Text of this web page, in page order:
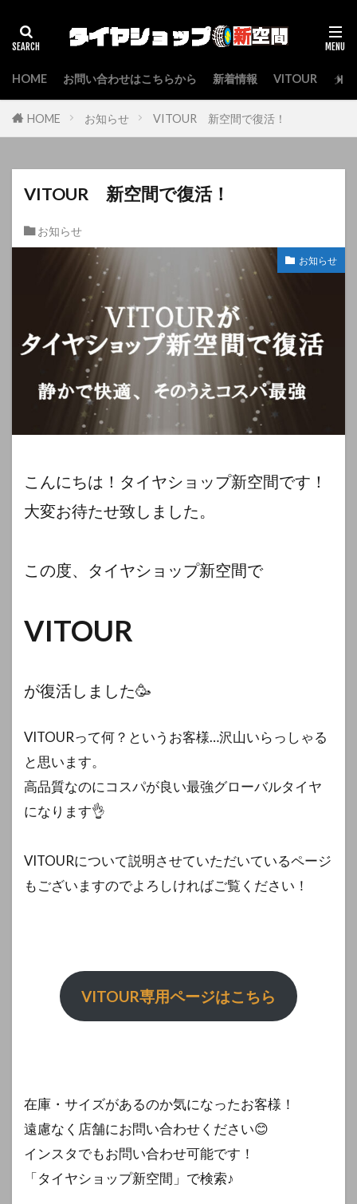
HOME お問い合わせはこちらから 新着情報 VITOUR タ
HOME お知らせ VITOUR 新空間で復活！
VITOUR 新空間で復活！
お知らせ
お知らせ
こんにちは！タイヤショップ新空間です！
大変お待たせ致しました。
この度、タイヤショップ新空間で
VITOUR
が復活しました🥳
VITOURって何？というお客様…沢山いらっしゃる
と思います。
高品質なのにコスパが良い最強グローバルタイヤ
になります👌
VITOURについて説明させていただいているページ
もございますのでよろしければご覧ください！
VITOUR専用ページはこちら
在庫・サイズがあるのか気になったお客様！
遠慮なく店舗にお問い合わせください😊
インスタでもお問い合わせ可能です！
「タイヤショップ新空間」で検索♪
検索